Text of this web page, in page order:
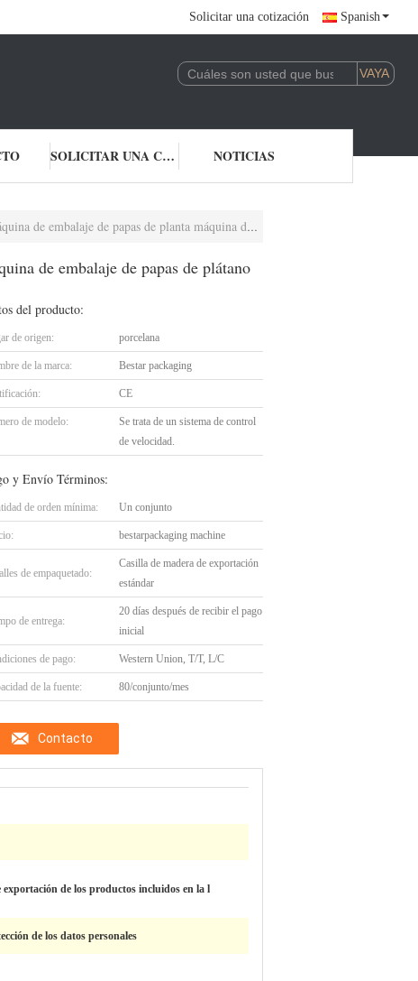
Solicitar una cotización Spanish
SOLICITAR UNA COTIZACIÓN NOTICIAS
de embalaje de papas de plátano máquina de embalaje de papas de plátano Bestar
de embalaje de papas de plátano
del producto:
de origen: porcelana
de la marca: Bestar packaging
CE
de modelo:
Se trata de un sistema de control
de velocidad.
y Envío Términos:
de orden mínima: Un conjunto
bestarpackaging machine
de empaquetado:
Casilla de madera de exportación
estándar
de entrega:
20 días después de recibir el pago
inicial
de pago: Western Union, T/T, L/C
de la fuente: 80/conjunto/mes
Contacto
de los productos incluidos en la l
de los datos personales